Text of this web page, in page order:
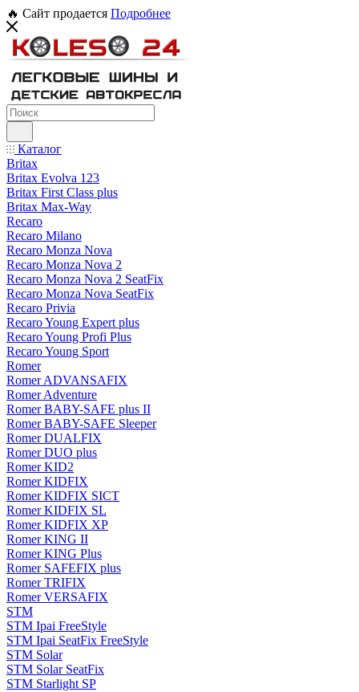
🔥 Сайт продается Подробнее
Каталог
Britax
Britax Evolva 123
Britax First Class plus
Britax Max-Way
Recaro
Recaro Milano
Recaro Monza Nova
Recaro Monza Nova 2
Recaro Monza Nova 2 SeatFix
Recaro Monza Nova SeatFix
Recaro Privia
Recaro Young Expert plus
Recaro Young Profi Plus
Recaro Young Sport
Romer
Romer ADVANSAFIX
Romer Adventure
Romer BABY-SAFE plus II
Romer BABY-SAFE Sleeper
Romer DUALFIX
Romer DUO plus
Romer KID2
Romer KIDFIX
Romer KIDFIX SICT
Romer KIDFIX SL
Romer KIDFIX XP
Romer KING II
Romer KING Plus
Romer SAFEFIX plus
Romer TRIFIX
Romer VERSAFIX
STM
STM Ipai FreeStyle
STM Ipai SeatFix FreeStyle
STM Solar
STM Solar SeatFix
STM Starlight SP